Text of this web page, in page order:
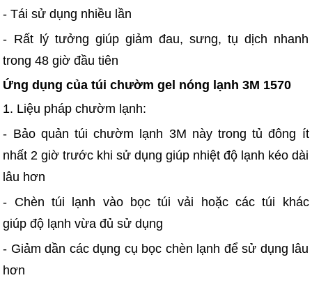
- Tái sử dụng nhiều lần
- Rất lý tưởng giúp giảm đau, sưng, tụ dịch nhanh
trong 48 giờ đầu tiên
Ứng dụng của túi chườm gel nóng lạnh 3M 1570
1. Liệu pháp chườm lạnh:
- Bảo quản túi chườm lạnh 3M này trong tủ đông ít
nhất 2 giờ trước khi sử dụng giúp nhiệt độ lạnh kéo dài
lâu hơn
- Chèn túi lạnh vào bọc túi vải hoặc các túi khác
giúp độ lạnh vừa đủ sử dụng
- Giảm dần các dụng cụ bọc chèn lạnh để sử dụng lâu
hơn